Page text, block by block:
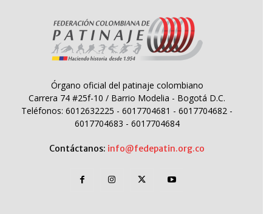
Órgano oficial del patinaje colombiano
Carrera 74 #25f-10 / Barrio Modelia - Bogotá D.C.
Teléfonos: 6012632225 - 6017704681 - 6017704682 -
6017704683 - 6017704684
Contáctanos: info@fedepatin.org.co